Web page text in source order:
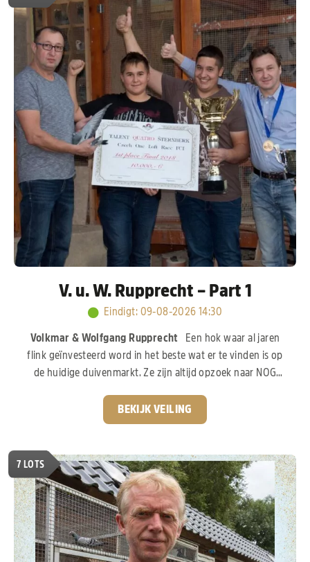
willen versterken.
V. u. W. Rupprecht – Part 1
Eindigt: 09-08-2026 14:30
Volkmar & Wolfgang Rupprecht
Een hok waar al jaren
flink geïnvesteerd word in het beste wat er te vinden is op
de huidige duivenmarkt. Ze zijn altijd opzoek naar NOG
Nederlandse duif. Bij verschillende tophokken zijn ze
reeds geweest en hebben daar flink geïnvesteerd en u
van de volgende top duiven: "Sagan”, “Best Kittel”,
“Porsche”, “Kittel”, “Junior”, “Daniel”, “Best Kittel
II”,etc. en nazaten uit het beste van o.a.Gebr. Leideman
"Goed Grijs"en ga zo maar door.Hier een mooi
aanbod voor de liefhebbers, die van het programma
werk houden.
BEKIJK VEILING
7 LOTS